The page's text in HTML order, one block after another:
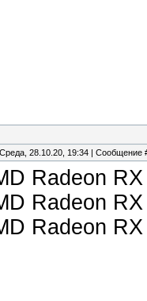
28.10.20, 19:34 | Сообщение
Radeon
Radeon
Radeon